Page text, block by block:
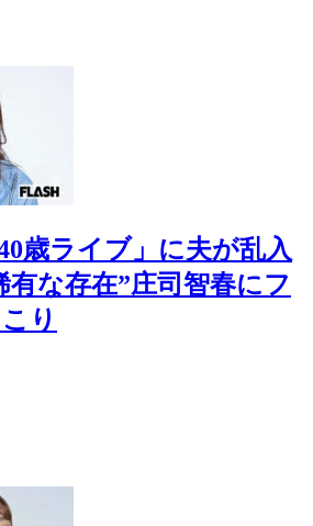
歳ライブ」に夫が乱入
有な存在”庄司智春にフ
り